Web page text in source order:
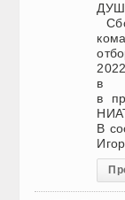
в
в
В